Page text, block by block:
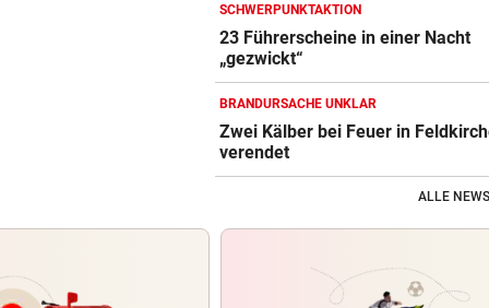
SCHWERPUNKTAKTION
23 Führerscheine in einer Nacht
„gezwickt“
BRANDURSACHE UNKLAR
Zwei Kälber bei Feuer in
verendet
ALLE